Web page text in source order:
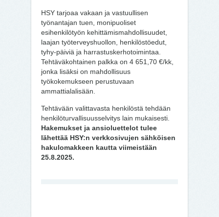
HSY tarjoaa vakaan ja vastuullisen
työnantajan tuen, monipuoliset
esihenkilötyön kehittämismahdollisuudet,
laajan työterveyshuollon, henkilöstöedut,
tyhy-päiviä ja harrastuskerhotoimintaa.
Tehtäväkohtainen palkka on 4 651,70 €/kk,
jonka lisäksi on mahdollisuus
työkokemukseen perustuvaan
ammattialalisään.
Tehtävään valittavasta henkilöstä tehdään
henkilöturvallisuusselvitys lain mukaisesti.
Hakemukset ja ansioluettelot tulee
lähettää HSY:n verkkosivujen sähköisen
hakulomakkeen kautta viimeistään
25.8.2025.